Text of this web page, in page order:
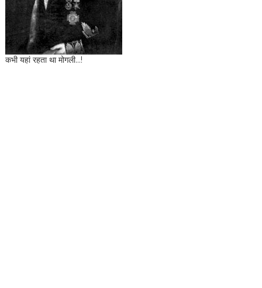
कभी यहां रहता था मोगली...!